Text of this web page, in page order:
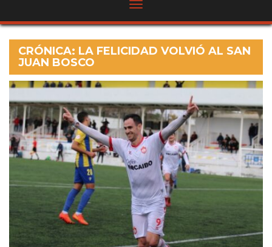
CRÓNICA: LA FELICIDAD VOLVIÓ AL SAN
JUAN BOSCO